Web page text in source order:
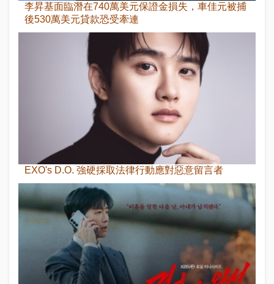
李昇基面臨潛在740萬美元保證金損失，車佳元被捕
後530萬美元貸款恐受牽連
EXO's D.O. 強硬採取法律行動應對惡意留言者